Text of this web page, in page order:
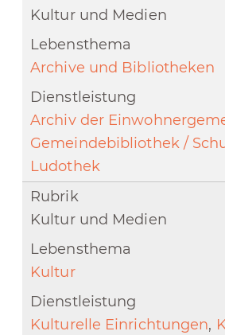
Kultur und Medien
Archive und Bibliotheken
Archiv der
Gemeindebibliothek /
Ludothek
Kultur und Medien
Kultur
Kulturelle Einrichtungen,